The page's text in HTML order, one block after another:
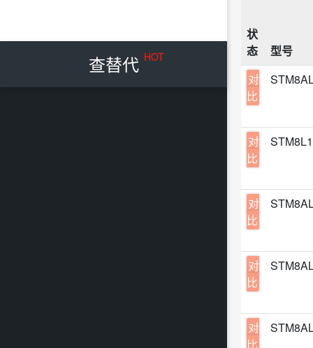
查替代 HOT
状
态
型号
对
比
对
比
对
比
对
比
对
比